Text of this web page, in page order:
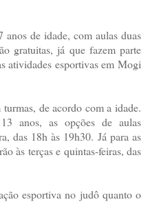
de idade, com aulas duas
gratuitas, já que fazem parte
atividades esportivas em Mogi
de acordo com a idade.
anos, as opções de aulas
das 18h às 19h30. Já para as
às terças e quintas-feiras, das
esportiva no judô quanto o